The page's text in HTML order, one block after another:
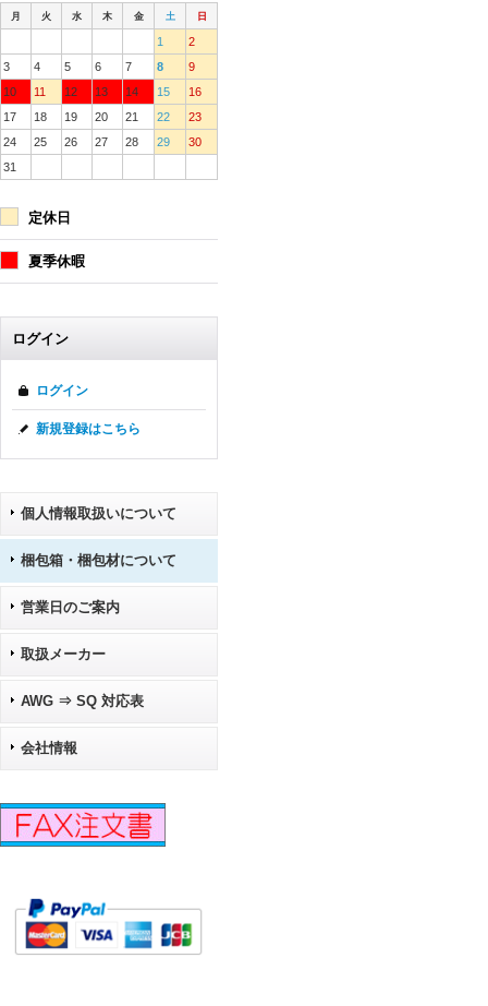
月 火 水 木 金 土 日
1
2
3
4 5 6 7 8
9
10
11 12 13 14 15
16
17
18 19 20 21 22
23
24
25 26 27 28 29
30
31
定休日
夏季休暇
ログイン
ログイン
新規登録はこちら
個人情報取扱いについて
梱包箱・梱包材について
営業日のご案内
取扱メーカー
AWG ⇒ SQ 対応表
会社情報